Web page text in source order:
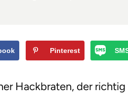
Pinterest
Hackbraten, der